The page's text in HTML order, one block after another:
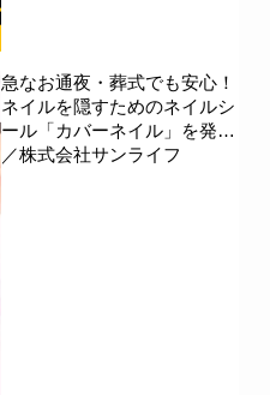
急なお通夜・葬式でも安心！
ネイルを隠すためのネイルシ
ール「カバーネイル」を発売
／株式会社サンライフ